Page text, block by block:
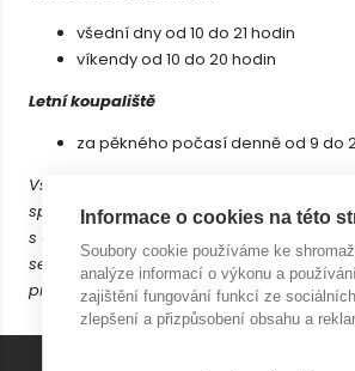
všední dny od 10 do 21 hodin
víkendy od 10 do 20 hodin
Letní koupaliště
za pěkného počasí denně od 9 do
Vstupem do našeho areálu prohlašujete
splňujete aktuální podmínky stanovené
s ohledem na omezení šíření koronaviru.
sebou požadované dokumenty týkající se
předložení (při případném zásahu
Informace o cookies na této
Soubory cookie používáme ke
analýze informací o výkonu a
zajištění fungování funkcí ze
zlepšení a přizpůsobení obsahu a